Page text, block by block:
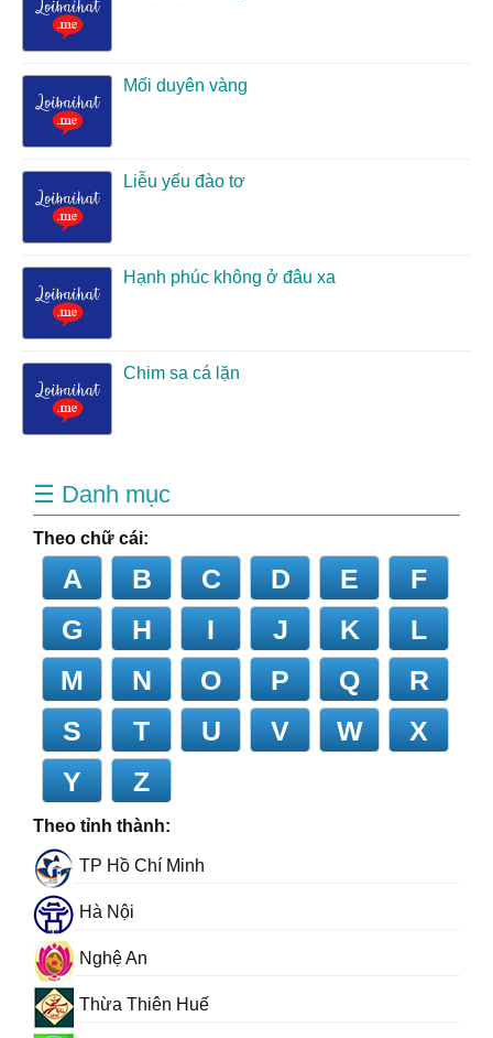
Mối duyên vàng
Liễu yếu đào tơ
Hạnh phúc không ở đâu xa
Chim sa cá lặn
☰ Danh mục
Theo chữ cái:
A B C D E
F
G
H I J K
L
M
N O P Q
R
S
T U V W
X
Y
Z
Theo tỉnh thành:
TP Hồ Chí Minh
Hà Nội
Nghệ An
Thừa Thiên Huế